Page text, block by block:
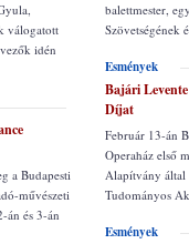
válogatott
idén
a Budapesti
művészeti
án és 3-án
balettmester,
Szövetségének
Esmények
Bajári
Díjat
Február 13-án
Operaház első
Alapítvány által
Tudományos
Esmények